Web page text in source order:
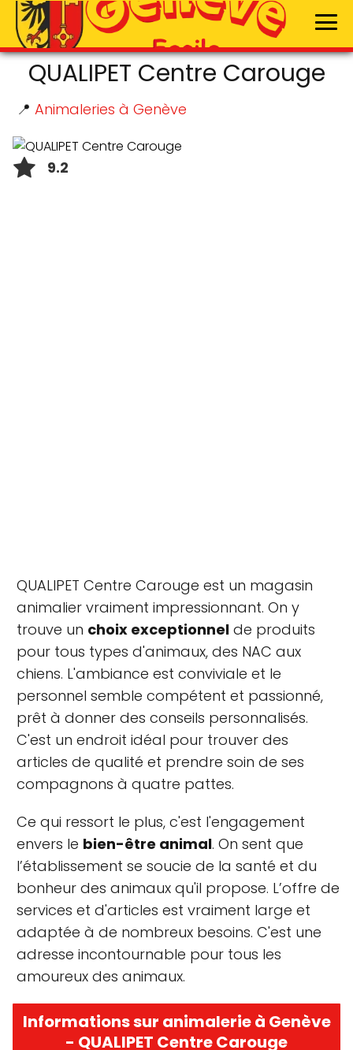
QUALIPET Centre Carouge
📍 Animaleries à Genève
9.2
QUALIPET Centre Carouge est un magasin
animalier vraiment impressionnant. On y
trouve un choix exceptionnel de produits
pour tous types d'animaux, des NAC aux
chiens. L'ambiance est conviviale et le
personnel semble compétent et passionné,
prêt à donner des conseils personnalisés.
C'est un endroit idéal pour trouver des
articles de qualité et prendre soin de ses
compagnons à quatre pattes.
Ce qui ressort le plus, c'est l'engagement
envers le bien-être animal. On sent que
l’établissement se soucie de la santé et du
bonheur des animaux qu'il propose. L’offre de
services et d'articles est vraiment large et
adaptée à de nombreux besoins. C'est une
adresse incontournable pour tous les
amoureux des animaux.
Informations sur animalerie à Genève
- QUALIPET Centre Carouge